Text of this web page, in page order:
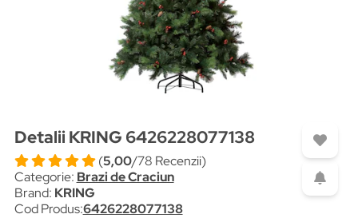
Detalii KRING 6426228077138
(5,00/78 Recenzii)
Categorie: Brazi de Craciun
Brand: KRING
Cod Produs:6426228077138